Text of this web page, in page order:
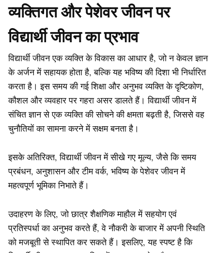
व्यक्तिगत और पेशेवर जीवन पर
विद्यार्थी जीवन का प्रभाव
विद्यार्थी जीवन एक व्यक्ति के विकास का आधार है, जो न केवल ज्ञान
के अर्जन में सहायक होता है, बल्कि यह भविष्य की दिशा भी निर्धारित
करता है। इस समय की गई शिक्षा और अनुभव व्यक्ति के दृष्टिकोण,
कौशल और व्यवहार पर गहरा असर डालते हैं। विद्यार्थी जीवन में
संचित ज्ञान से एक व्यक्ति की सोचने की क्षमता बढ़ती है, जिससे वह
चुनौतियों का सामना करने में सक्षम बनता है।
इसके अतिरिक्त, विद्यार्थी जीवन में सीखे गए मूल्य, जैसे कि समय
प्रबंधन, अनुशासन और टीम वर्क, भविष्य के पेशेवर जीवन में
महत्वपूर्ण भूमिका निभाते हैं।
उदाहरण के लिए, जो छात्र शैक्षणिक माहौल में सहयोग एवं
प्रतिस्पर्धा का अनुभव करते हैं, वे नौकरी के बाजार में अपनी स्थिति
को मजबूती से स्थापित कर सकते हैं। इसलिए, यह स्पष्ट है कि